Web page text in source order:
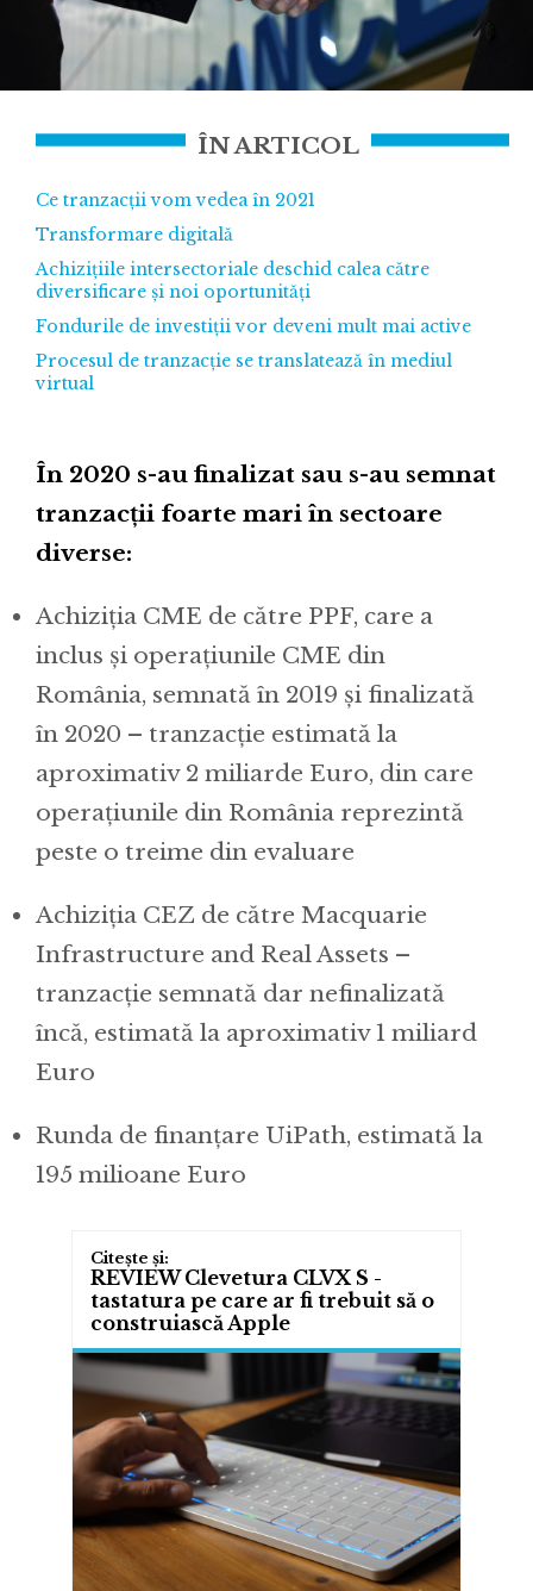
ÎN ARTICOL
Ce tranzacții vom vedea în 2021
Transformare digitală
Achizițiile intersectoriale deschid calea către
diversificare și noi oportunități
Fondurile de investiții vor deveni mult mai active
Procesul de tranzacție se translatează în mediul
virtual
În 2020 s-au finalizat sau s-au semnat
tranzacții foarte mari în sectoare
diverse:
Achiziția CME de către PPF, care a
inclus și operațiunile CME din
România, semnată în 2019 și finalizată
în 2020 – tranzacție estimată la
aproximativ 2 miliarde Euro, din care
operațiunile din România reprezintă
peste o treime din evaluare
Achiziția CEZ de către Macquarie
Infrastructure and Real Assets –
tranzacție semnată dar nefinalizată
încă, estimată la aproximativ 1 miliard
Euro
Runda de finanțare UiPath, estimată la
195 milioane Euro
REVIEW Clevetura CLVX S -
tastatura pe care ar fi trebuit să o
construiască Apple